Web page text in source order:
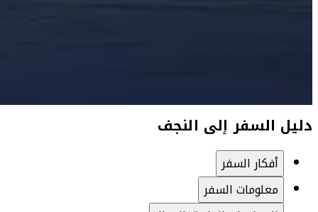
دليل السفر إلى النجف
أفكار السفر
معلومات السفر